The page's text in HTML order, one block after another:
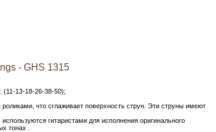
- GHS 1315
(11-13-18-26-38-50);
что сглаживает поверхность струн. Эти струны имеют
гитаристами для исполнения оригинального
тонах .